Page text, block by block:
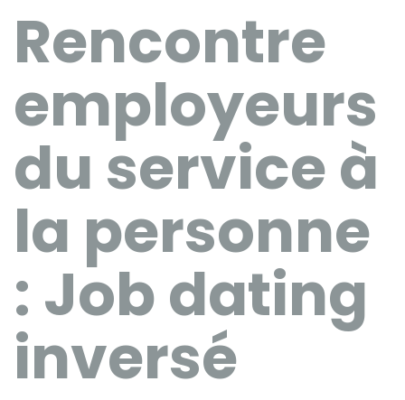
Rencontre
employeurs
du service à
la personne
: Job dating
inversé